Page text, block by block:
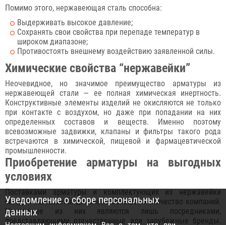
Помимо этого, нержавеющая сталь способна:
Выдерживать высокое давление;
Сохранять свои свойства при перепаде температур в
широком диапазоне;
Противостоять внешнему воздействию заявленной силы.
Химические свойства “нержавейки”
Неочевидное, но значимое преимущество арматуры из
нержавеющей стали — ее полная химическая инертность.
Конструктивные элементы изделий не окисляются не только
при контакте с воздухом, но даже при попадании на них
определенных составов и веществ. Именно поэтому
всевозможные задвижки, клапаны и фильтры такого рода
встречаются в химической, пищевой и фармацевтической
промышленности.
Приобретение арматуры на выгодных
условиях
Поставками арматуры и комплектующих из нержавейки
сегодня занимается довольно большое количество компаний.
Некоторые из них являются лишь посредниками,
представляющими отечественные или зарубежные бренды.
Уведомление о сборе персональных
данных